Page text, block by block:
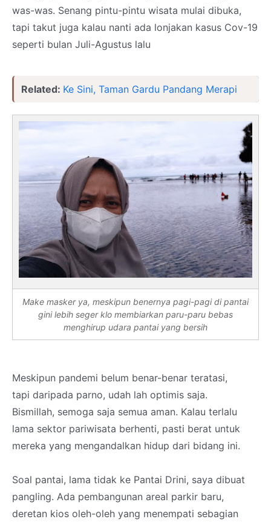
was-was. Senang pintu-pintu wisata mulai dibuka,
tapi takut juga kalau nanti ada lonjakan kasus Cov-19
seperti bulan Juli-Agustus lalu
Related: Ke Sini, Taman Gardu Pandang Merapi
Make masker ya, meskipun benernya pagi-pagi di pantai
gini lebih seger klo membiarkan paru-paru bebas
menghirup udara pantai yang bersih
Meskipun pandemi belum benar-benar teratasi,
tapi daripada parno, udah lah optimis saja.
Bismillah, semoga saja semua aman. Kalau terlalu
lama sektor pariwisata berhenti, pasti berat untuk
mereka yang mengandalkan hidup dari bidang ini.
Soal pantai, lama tidak ke Pantai Drini, saya dibuat
pangling. Ada pembangunan areal parkir baru,
deretan kios oleh-oleh yang menempati sebagian